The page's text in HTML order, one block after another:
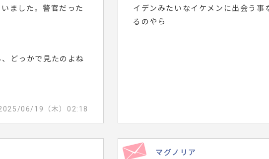
ました。警官だった
どっかで見たのよね
06/19（木）02:18
イデンみたいなイケメンに出会う事
るのやら
マグノリア